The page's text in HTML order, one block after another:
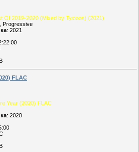
Of 2019-2020 (Mixed by Tycoos) (2021)
Progressive
: 2021
FLAC
Year (2020) FLAC
: 2020